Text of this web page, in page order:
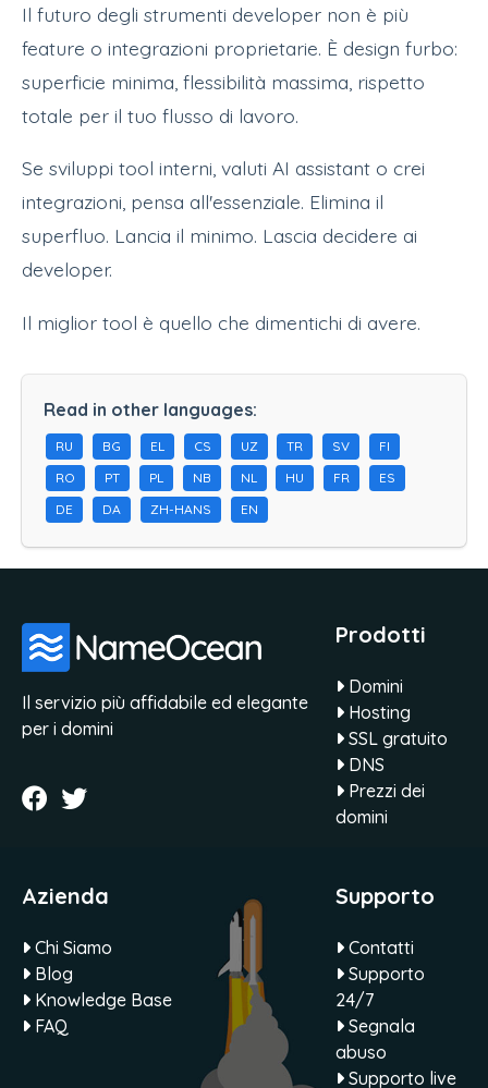
Il futuro degli strumenti developer non è più
feature o integrazioni proprietarie. È design furbo:
superficie minima, flessibilità massima, rispetto
totale per il tuo flusso di lavoro.
Se sviluppi tool interni, valuti AI assistant o crei
integrazioni, pensa all'essenziale. Elimina il
superfluo. Lancia il minimo. Lascia decidere ai
developer.
Il miglior tool è quello che dimentichi di avere.
Read in other languages:
RU BG EL CS UZ TR SV
FI
RO
PT PL NB NL HU FR
ES
DE
DA ZH-HANS EN
Il servizio più affidabile ed elegante
per i domini
Prodotti
Domini
Hosting
SSL gratuito
DNS
Prezzi dei
domini
Azienda
Chi Siamo
Blog
Knowledge Base
FAQ
Supporto
Contatti
Supporto
24/7
Segnala
abuso
Supporto live